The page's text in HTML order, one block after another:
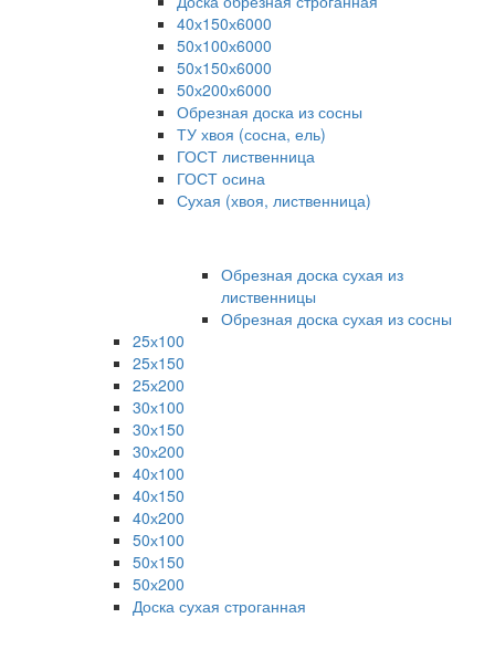
40х150х6000
50х100х6000
50х150х6000
50х200х6000
Обрезная доска из сосны
ТУ хвоя (сосна, ель)
ГОСТ лиственница
ГОСТ осина
Сухая (хвоя, лиственница)
Обрезная доска сухая из
лиственницы
Обрезная доска сухая из сосны
25х100
25х150
25х200
30х100
30х150
30х200
40х100
40х150
40х200
50х100
50х150
50х200
Доска сухая строганная